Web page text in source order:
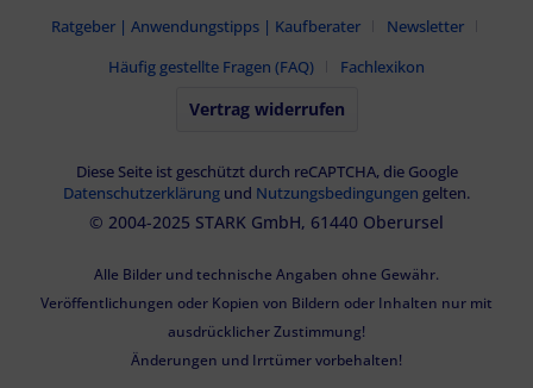
Ratgeber | Anwendungstipps | Kaufberater
Newsletter
Häufig gestellte Fragen (FAQ)
Fachlexikon
Vertrag widerrufen
Diese Seite ist geschützt durch reCAPTCHA, die Google
Datenschutzerklärung und Nutzungsbedingungen gelten.
© 2004-2025 STARK GmbH, 61440 Oberursel
Alle Bilder und technische Angaben ohne Gewähr.
Veröffentlichungen oder Kopien von Bildern oder Inhalten nur mit
ausdrücklicher Zustimmung!
Änderungen und Irrtümer vorbehalten!